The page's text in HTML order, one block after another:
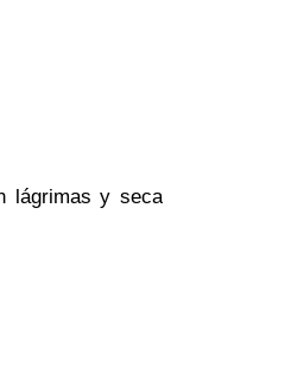
lágrimas y seca